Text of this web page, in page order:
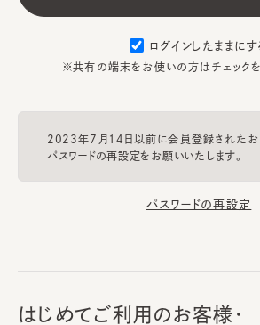
ログインしたままにす
※共有の端末をお使いの方はチェック
2023年7月14日以前に会員登録されたお
パスワードの再設定をお願いいたします。
パスワードの再設定
はじめてご利用のお客様・